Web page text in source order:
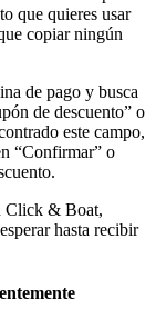
que quieres usar
copiar ningún
de pago y busca
de descuento” o
este campo,
“Confirmar” o
Click & Boat,
hasta recibir